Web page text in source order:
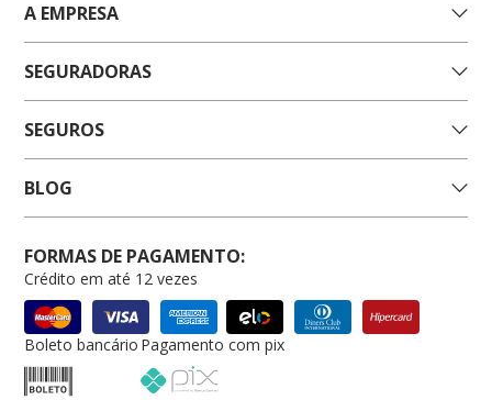
A EMPRESA
SEGURADORAS
SEGUROS
BLOG
FORMAS DE PAGAMENTO:
Crédito em até 12 vezes
Boleto bancário Pagamento com pix